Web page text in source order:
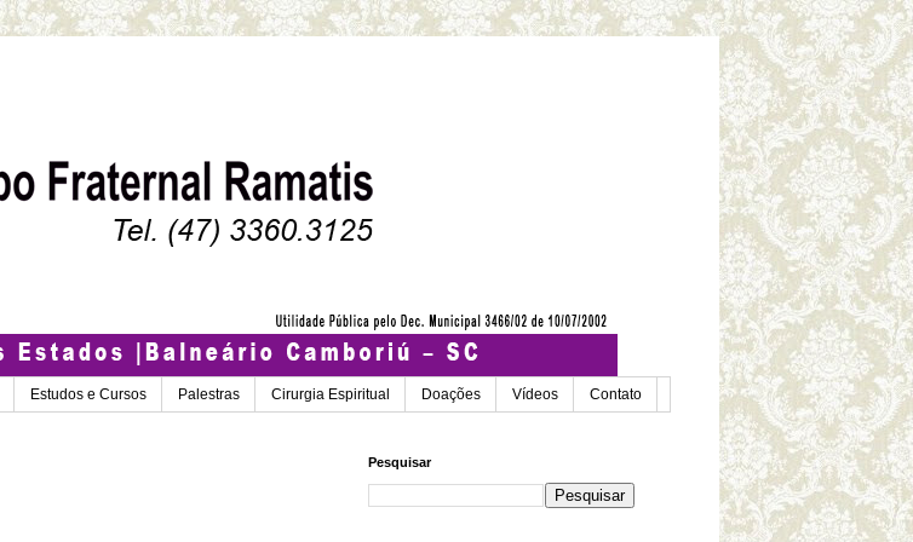
Estudos e Cursos Palestras Cirurgia Espiritual Doações Vídeos Contato
Pesquisar